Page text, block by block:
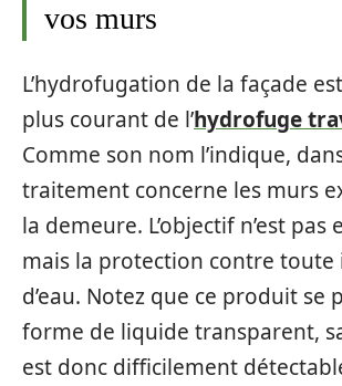
vos murs
L’hydrofugation de la façade
plus courant de l’hydrofuge
Comme son nom l’indique,
traitement concerne les murs
la demeure. L’objectif n’est pas
mais la protection contre
d’eau. Notez que ce produit se
forme de liquide transparent,
est donc difficilement